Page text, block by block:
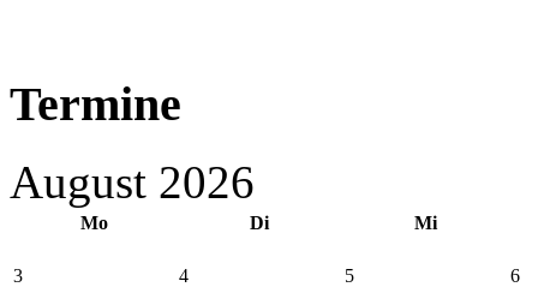
Termine
August 2026
Mo Di Mi
3 4 5
6